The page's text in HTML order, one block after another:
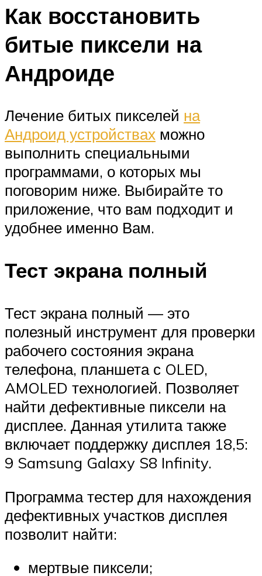
Как восстановить
битые пиксели на
Андроиде
Лечение битых пикселей на
Андроид устройствах можно
выполнить специальными
программами, о которых мы
поговорим ниже. Выбирайте то
приложение, что вам подходит и
удобнее именно Вам.
Тест экрана полный
Тест экрана полный — это
полезный инструмент для проверки
рабочего состояния экрана
телефона, планшета с OLED,
AMOLED технологией. Позволяет
найти дефективные пиксели на
дисплее. Данная утилита также
включает поддержку дисплея 18,5:
9 Samsung Galaxy S8 Infinity.
Программа тестер для нахождения
дефективных участков дисплея
позволит найти:
мертвые пиксели;